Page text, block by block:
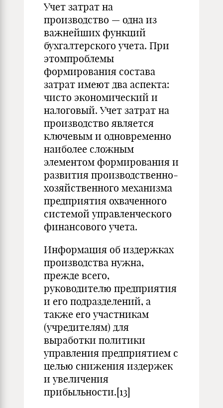
Учет затрат на
производство — одна из
важнейших функций
бухгалтерского учета. При
этомпроблемы
формирования состава
затрат имеют два аспекта:
чисто экономический и
налоговый. Учет затрат на
производство является
ключевым и одновременно
наиболее сложным
элементом формирования и
развития производственно-
хозяйственного механизма
предприятия охваченного
системой управленческого
финансового учета.
Информация об издержках
производства нужна,
прежде всего,
руководителю предприятия
и его подразделений, а
также его участникам
(учредителям) для
выработки политики
управления предприятием с
целью снижения издержек
и увеличения
прибыльности.[13]